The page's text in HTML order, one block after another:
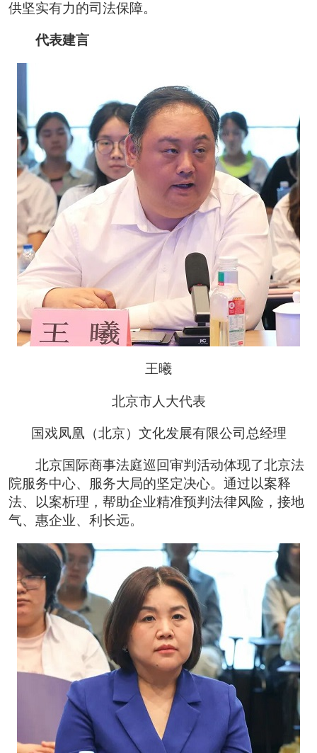
供坚实有力的司法保障。
代表建言
王曦
北京市人大代表
国戏凤凰（北京）文化发展有限公司总经理
北京国际商事法庭巡回审判活动体现了北京法
院服务中心、服务大局的坚定决心。通过以案释
法、以案析理，帮助企业精准预判法律风险，接地
气、惠企业、利长远。